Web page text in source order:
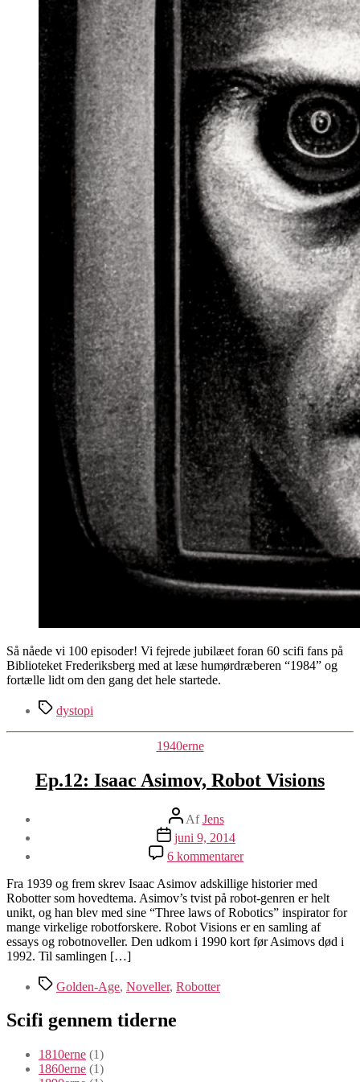
Så nåede vi 100 episoder! Vi fejrede jubilæet foran 60 scifi fans på
Biblioteket Frederiksberg med at læse humørdræberen “1984” og
fortælle lidt om den gang det hele startede.
Tagsdystopi
Kategorier
1940erne
Ep.12: Isaac Asimov, Robot Visions
Indlægsforfatter
AfJens
Indlægsdato
juni 9, 2014
6 kommentarertil
Ep.12:
Isaac
Asimov,
Robot
Visions
Fra 1939 og frem skrev Isaac Asimov adskillige historier med
Robotter som hovedtema. Asimov’s tvist på robot-genren er helt
unikt, og han blev med sine “Three laws of Robotics” inspirator for
mange virkelige robotforskere. Robot Visions er en samling af
essays og robotnoveller. Den udkom i 1990 kort før Asimovs død i
1992. Til samlingen […]
TagsGolden-Age, Noveller, Robotter
Scifi gennem tiderne
1810erne (1)
1860erne (1)